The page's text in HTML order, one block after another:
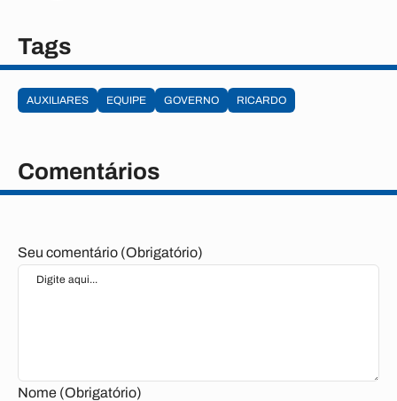
Tags
AUXILIARES EQUIPE GOVERNO RICARDO
Comentários
Seu comentário (Obrigatório)
Nome (Obrigatório)